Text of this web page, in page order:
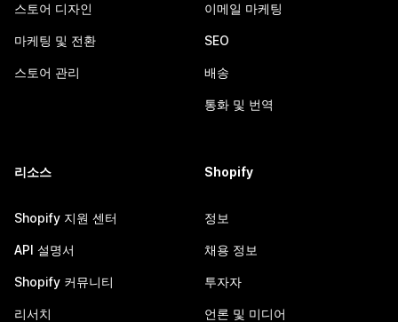
스토어 디자인
마케팅 및 전환
스토어 관리
이메일 마케팅
SEO
배송
통화 및 번역
리소스
Shopify 지원 센터
API 설명서
Shopify 커뮤니티
리서치
Shopify
정보
채용 정보
투자자
언론 및 미디어